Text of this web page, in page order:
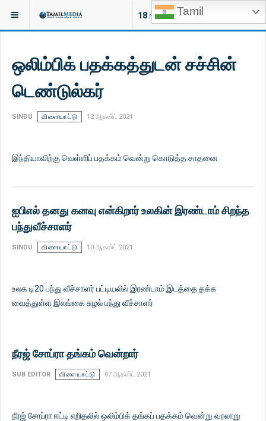
Tamil
18 NEW ARTICLES
இருக்குமிடம்: செய்திகள்
ஒலிம்பிக் பதக்கத்துடன் சச்சின்
டெண்டுல்கர்
SINDU விளையாட்டு 12 ஆகஸ்ட் 2021
இந்தியாவிற்கு வெள்ளிப் பதக்கம் வென்று கொடுத்த சாதனை
ஐபிஎல் தனது கனவு என்கிறார் உலகின் இரண்டாம் சிறந்த
பந்துவீச்சாளர்
SINDU விளையாட்டு 10 ஆகஸ்ட் 2021
உலக டி20 பந்து வீச்சாளர் பட்டியலில் இரண்டாம் இடத்தை தக்க
வைத்துள்ள இலங்கை சுழல் பந்து வீச்சாளர்
நீரஜ் சோப்ரா தங்கம் வென்றார்
SUB EDITOR விளையாட்டு 07 ஆகஸ்ட் 2021
நீரஜ் சோப்ரா ஈட்டி எறிதலில் ஒலிம்பிக் தங்கப் பதக்கம் வென்று வரலாறு